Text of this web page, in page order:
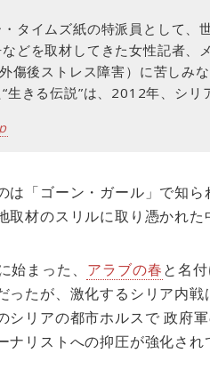
タイムズ紙の特派員として、
どを取材してきた女性記者、
傷後ストレス障害）に苦しみ
生きる伝説”は、2012年、シ
は「ゴーン・ガール」で知
取材のスリルに取り憑かれた
始まった、 アラブの春と名
ったが、激化するシリア内
シリアの都市ホルスで 政府
ナリストへの抑圧が強化され